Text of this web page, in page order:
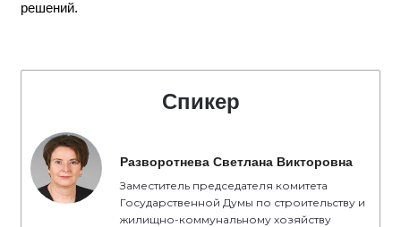
решений.
Спикер
Разворотнева Светлана Викторовна
Заместитель председателя комитета
Государственной Думы по строительству и
жилищно-коммунальному хозяйству